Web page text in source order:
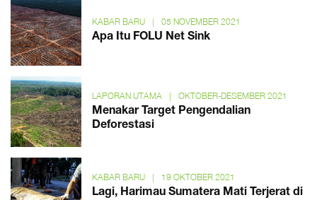
KABAR BARU | 05 NOVEMBER 2021
Apa Itu FOLU Net Sink
LAPORAN UTAMA | OKTOBER-DESEMBER 2021
Menakar Target Pengendalian
Deforestasi
KABAR BARU | 19 OKTOBER 2021
Lagi, Harimau Sumatera Mati Terjerat di